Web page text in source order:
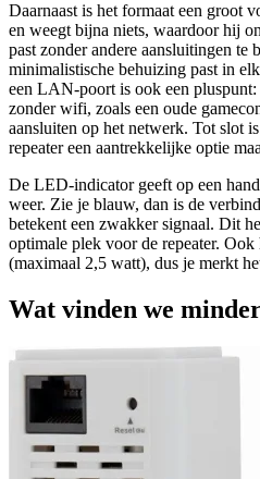
Daarnaast is het formaat een groot
en weegt bijna niets, waardoor hij
past zonder andere aansluitingen te
minimalistische behuizing past in
een LAN-poort is ook een pluspunt:
zonder wifi, zoals een oude
aansluiten op het netwerk. Tot slot
repeater een aantrekkelijke optie
De LED-indicator geeft op een
weer. Zie je blauw, dan is de
betekent een zwakker signaal. Dit
optimale plek voor de repeater.
(maximaal 2,5 watt), dus je merkt
Wat vinden we